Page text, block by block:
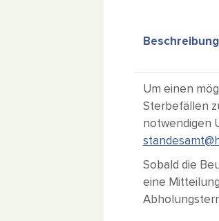
Wie kann ich
Beschreibung
Um einen
Sterbefällen
notwendigen
Sobald die
eine